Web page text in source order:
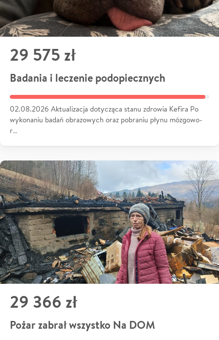
29 575 zł
Badania i leczenie podopiecznych
02.08.2026 Aktualizacja dotycząca stanu zdrowia Kefira Po
wykonaniu badań obrazowych oraz pobraniu płynu mózgowo-
r…
29 366 zł
Pożar zabrał wszystko Na DOM